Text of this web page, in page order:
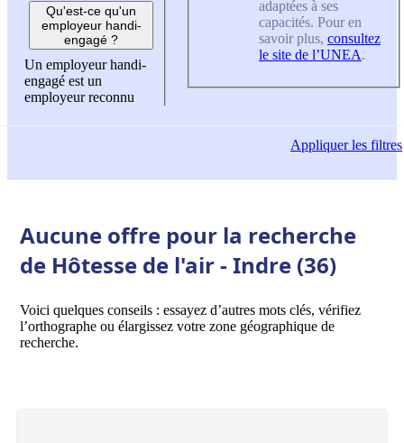
Qu'est-ce qu'un
employeur handi-
engagé ?
Un employeur handi-
engagé est un
employeur reconnu
adaptées à ses
capacités. Pour en
savoir plus, consultez
le site de l’UNEA.
Appliquerles filtres
Aucune offre pour la recherche
de Hôtesse de l'air - Indre (36)
Voici quelques conseils : essayez d’autres mots clés, vérifiez
l’orthographe ou élargissez votre zone géographique de
recherche.